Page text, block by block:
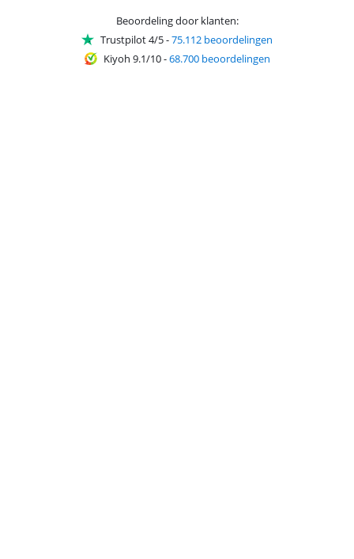
Beoordeling door klanten:
Trustpilot 4/5-75.112 beoordelingen
Kiyoh 9.1/10-68.700 beoordelingen